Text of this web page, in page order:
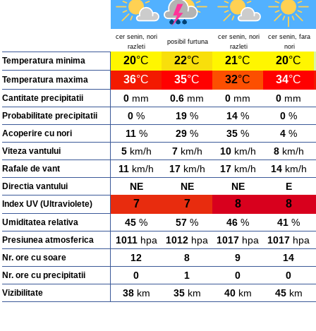
cer senin, nori
razleti
posibil furtuna
cer senin, nori
razleti
cer senin, fara
nori
Temperatura minima 20°C 22°C 21°C 20°C
Temperatura maxima 36°C 35°C 32°C 34°C
Cantitate precipitatii 0 mm 0.6 mm 0 mm 0 mm
Probabilitate precipitatii 0 % 19 % 14 % 0 %
Acoperire cu nori 11% 29 % 35 % 4 %
Viteza vantului 5km/h 7km/h 10km/h 8km/h
Rafale de vant 11 km/h 17km/h 17km/h 14km/h
Directia vantului NE NE NE E
Index UV (Ultraviolete) 7 7 8 8
Umiditatea relativa 45 % 57 % 46 % 41 %
Presiunea atmosferica 1011hpa 1012 hpa 1017 hpa 1017 hpa
Nr. ore cu soare 12 8 9 14
Nr. ore cu precipitatii 0 1 0 0
Vizibilitate 38km 35km 40km 45km